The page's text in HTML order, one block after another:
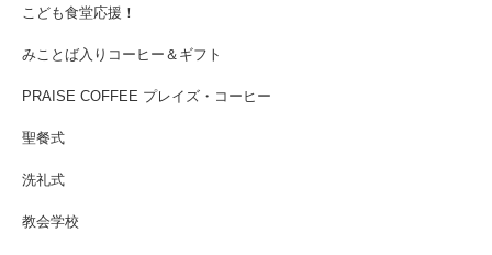
こども食堂応援！
みことば入りコーヒー＆ギフト
PRAISE COFFEE プレイズ・コーヒー
聖餐式
洗礼式
教会学校